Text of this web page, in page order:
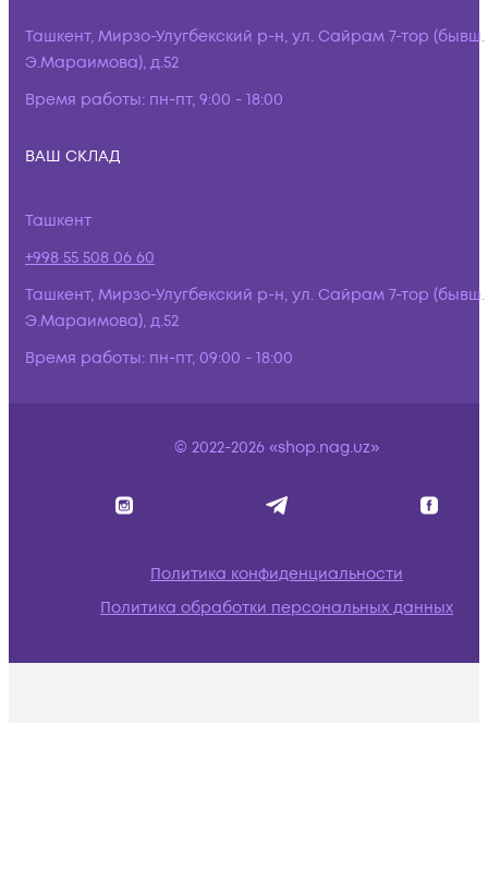
Ташкент, Мирзо-Улугбекский р-н, ул. Сайрам 7-тор (бывш.
Э.Мараимова), д.52
Время работы: пн-пт, 9:00 - 18:00
ВАШ СКЛАД
Ташкент
+998 55 508 06 60
Ташкент, Мирзо-Улугбекский р-н, ул. Сайрам 7-тор (бывш.
Э.Мараимова), д.52
Время работы: пн-пт, 09:00 - 18:00
© 2022-2026 «shop.nag.uz»
Политика конфиденциальности
Политика обработки персональных данных